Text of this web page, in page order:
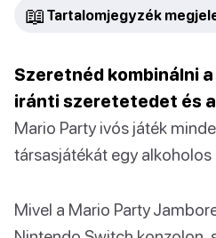
📖 Tartalomjegyzék
Szeretnéd kombinálni
iránti szeretetedet és
Mario Party ivós játék
társasjátékát egy
Mivel a Mario Party